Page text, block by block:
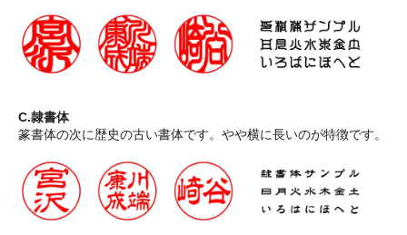
C.隷書体
篆書体の次に歴史の古い書体です。やや横に長いのが特徴です。